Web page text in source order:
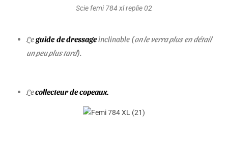
Scie femi 784 xl replie 02
Leguide de dressageinclinable (on le verra plus en détail
un peu plus tard).
Lecollecteur de copeaux.